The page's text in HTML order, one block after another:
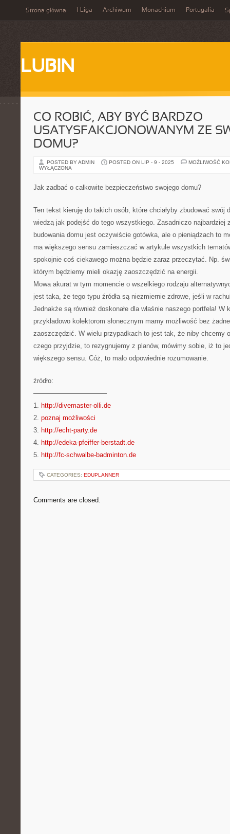
Strona główna 1 Liga Archiwum Monachium Portugalia
LUBIN
CO ROBIĆ, ABY BYĆ BARDZO
USATYSFAKCJONOWANYM ZE
DOMU?
POSTED BY ADMIN POSTED ON LIP - 9 - 2025
MOŻLIWOŚĆ
WYŁĄCZONA
Jak zadbać o całkowite bezpieczeństwo swojego domu?
Ten tekst kieruję do takich osób, które chciałyby zbudować swój
wiedzą jak podejść do tego wszystkiego. Zasadniczo najbardziej
budowania domu jest oczywiście gotówka, ale o pieniądzach to
ma większego sensu zamieszczać w artykule wszystkich
spokojnie coś ciekawego można będzie zaraz przeczytać. Np.
którym będziemy mieli okazję zaoszczędzić na energii.
Mowa akurat w tym momencie o wszelkiego rodzaju
jest taka, że tego typu źródła są niezmiernie zdrowe, jeśli w
Jednakże są również doskonałe dla właśnie naszego portfela! W
przykładowo kolektorom słonecznym mamy możliwość bez
zaoszczędzić. W wielu przypadkach to jest tak, że niby chcemy
czego przyjdzie, to rezygnujemy z planów, mówimy sobie, iż to
większego sensu. Cóż, to mało odpowiednie rozumowanie.
źródło:
———————————
1. http://divemaster-olli.de
2. poznaj możliwości
3. http://echt-party.de
4. http://edeka-pfeiffer-berstadt.de
5. http://fc-schwalbe-badminton.de
CATEGORIES: EDUPLANNER
Comments are closed.